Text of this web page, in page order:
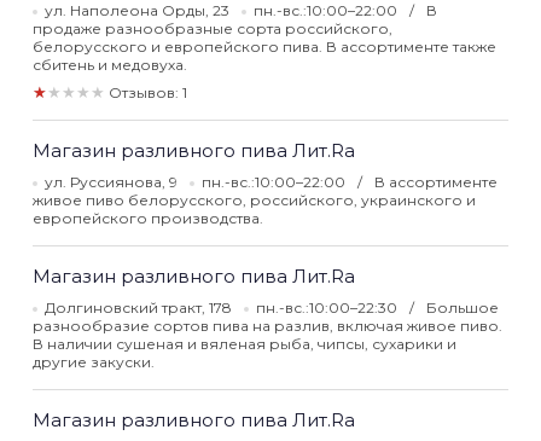
ул. Наполеона Орды, 23 пн.-вс.:10:00–22:00
В
продаже разнообразные сорта российского,
белорусского и европейского пива. В ассортименте также
сбитень и медовуха.
★★★★★ Отзывов: 1
Магазин разливного пива Лит.Ra
ул. Руссиянова, 9 пн.-вс.:10:00–22:00
В ассортименте
живое пиво белорусского, российского, украинского и
европейского производства.
Магазин разливного пива Лит.Ra
Долгиновский тракт, 178 пн.-вс.:10:00–22:30
Большое
разнообразие сортов пива на разлив, включая живое пиво.
В наличии сушеная и вяленая рыба, чипсы, сухарики и
другие закуски.
Магазин разливного пива Лит.Ra